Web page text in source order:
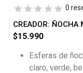
0
CREADOR: ÑOCHA
$15.990
Esferas de
claro, verde,